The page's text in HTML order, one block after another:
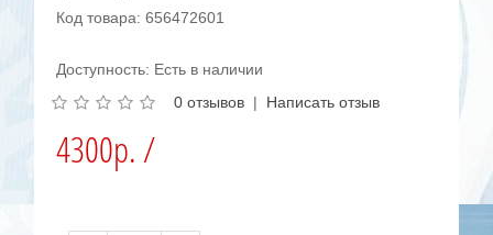
Код товара: 656472601
Доступность: Есть в наличии
0 отзывов | Написать отзыв
4300р. /